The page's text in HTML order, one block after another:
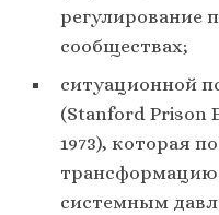
регулирование
сообществах;
ситуационной
(Stanford Prison
1973), которая
системным